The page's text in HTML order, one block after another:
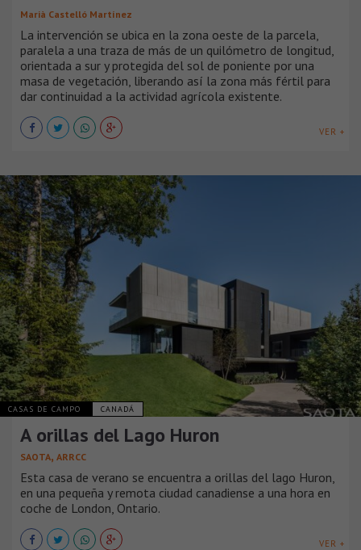
Marià Castelló Martínez
La intervención se ubica en la zona oeste de la parcela,
paralela a una traza de más de un quilómetro de longitud,
orientada a sur y protegida del sol de poniente por una
masa de vegetación, liberando así la zona más fértil para
dar continuidad a la actividad agrícola existente.
VER +
CASAS DE CAMPO CANADÁ
A orillas del Lago Huron
SAOTA, ARRCC
Esta casa de verano se encuentra a orillas del lago Huron,
en una pequeña y remota ciudad canadiense a una hora en
coche de London, Ontario.
VER +